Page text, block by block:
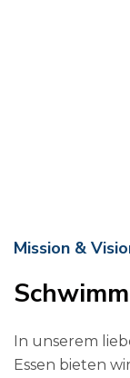
Mission &
In unserem
Essen bieten